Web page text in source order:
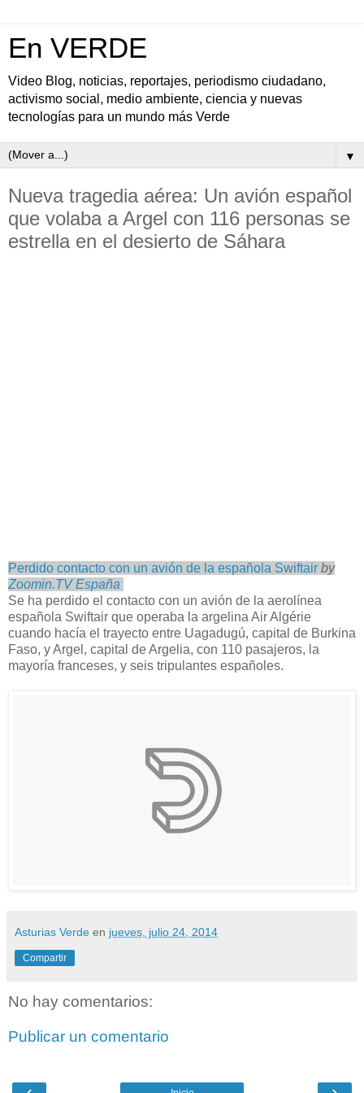
En VERDE
Video Blog, noticias, reportajes, periodismo ciudadano,
activismo social, medio ambiente, ciencia y nuevas
tecnologías para un mundo más Verde
▼
Nueva tragedia aérea: Un avión español
que volaba a Argel con 116 personas se
estrella en el desierto de Sáhara
Perdido contacto con un avión de la española Swiftair by
Zoomin.TV España
Se ha perdido el contacto con un avión de la aerolínea
española Swiftair que operaba la argelina Air Algérie
cuando hacía el trayecto entre Uagadugú, capital de Burkina
Faso, y Argel, capital de Argelia, con 110 pasajeros, la
mayoría franceses, y seis tripulantes españoles.
Asturias Verde en jueves, julio 24, 2014
Compartir
No hay comentarios:
Publicar un comentario